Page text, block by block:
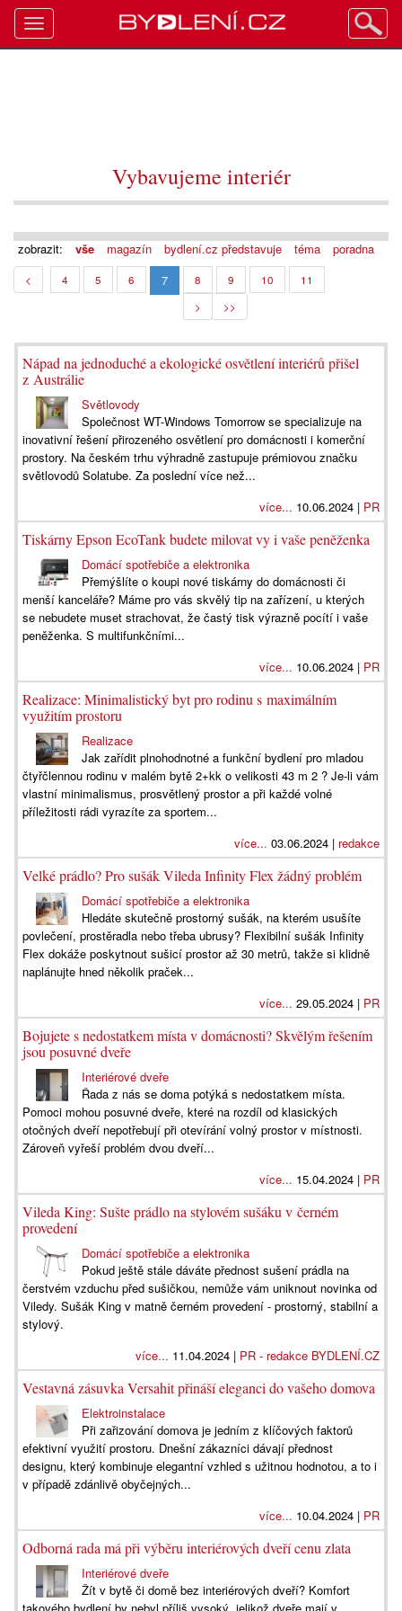
Vybavujeme interiér
zobrazit: vše magazín bydlení.cz představuje téma poradna
< 4 5 6 7 8 9 10
11
>
>>
Nápad na jednoduché a ekologické osvětlení interiérů přišel
z Austrálie
Světlovody
Společnost WT-Windows Tomorrow se specializuje na
inovativní řešení přirozeného osvětlení pro domácnosti i komerční
prostory. Na českém trhu výhradně zastupuje prémiovou značku
světlovodů Solatube. Za poslední více než...
více... 10.06.2024 | PR
Tiskárny Epson EcoTank budete milovat vy i vaše peněženka
Domácí spotřebiče a elektronika
Přemýšlíte o koupi nové tiskárny do domácnosti či
menší kanceláře? Máme pro vás skvělý tip na zařízení, u kterých
se nebudete muset strachovat, že častý tisk výrazně pocítí i vaše
peněženka. S multifunkčními...
více... 10.06.2024 | PR
Realizace: Minimalistický byt pro rodinu s maximálním
využitím prostoru
Realizace
Jak zařídit plnohodnotné a funkční bydlení pro mladou
čtyřčlennou rodinu v malém bytě 2+kk o velikosti 43 m 2 ? Je-li vám
vlastní minimalismus, prosvětlený prostor a při každé volné
příležitosti rádi vyrazíte za sportem...
více... 03.06.2024 | redakce
Velké prádlo? Pro sušák Vileda Infinity Flex žádný problém
Domácí spotřebiče a elektronika
Hledáte skutečně prostorný sušák, na kterém usušíte
povlečení, prostěradla nebo třeba ubrusy? Flexibilní sušák Infinity
Flex dokáže poskytnout sušicí prostor až 30 metrů, takže si klidně
naplánujte hned několik praček...
více... 29.05.2024 | PR
Bojujete s nedostatkem místa v domácnosti? Skvělým řešením
jsou posuvné dveře
Interiérové dveře
Řada z nás se doma potýká s nedostatkem místa.
Pomoci mohou posuvné dveře, které na rozdíl od klasických
otočných dveří nepotřebují při otevírání volný prostor v místnosti.
Zároveň vyřeší problém dvou dveří...
více... 15.04.2024 | PR
Vileda King: Sušte prádlo na stylovém sušáku v černém
provedení
Domácí spotřebiče a elektronika
Pokud ještě stále dáváte přednost sušení prádla na
čerstvém vzduchu před sušičkou, nemůže vám uniknout novinka od
Viledy. Sušák King v matně černém provedení - prostorný, stabilní a
stylový.
více... 11.04.2024 | PR - redakce BYDLENÍ.CZ
Vestavná zásuvka Versahit přináší eleganci do vašeho domova
Elektroinstalace
Při zařizování domova je jedním z klíčových faktorů
efektivní využití prostoru. Dnešní zákazníci dávají přednost
designu, který kombinuje elegantní vzhled s užitnou hodnotou, a to i
v případě zdánlivě obyčejných...
více... 10.04.2024 | PR
Odborná rada má při výběru interiérových dveří cenu zlata
Interiérové dveře
Žít v bytě či domě bez interiérových dveří? Komfort
Toggle
navigation